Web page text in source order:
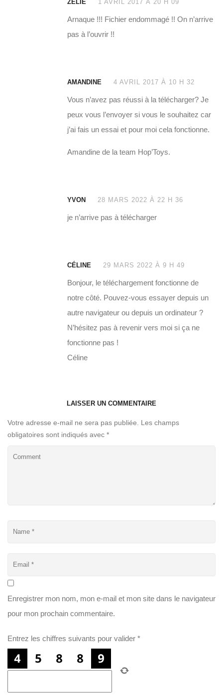
ZÉLIE 1 AVRIL 2017 À 20 H 09
Arnaque !!! Fichier endommagé !! On n’arrive
pas à l’ouvrir !!
AMANDINE 4 AVRIL 2017 À 10 H 32
Vous n’avez pas réussi à la télécharger? Je
peux vous l’envoyer si vous le souhaitez car
j’ai fais un essai et pour moi cela fonctionne.
Amandine de la team Hop’Toys.
YVON 28 MARS 2022 À 22 H 36
je n’arrive pas à télécharger
CÉLINE 29 MARS 2022 À 9 H 49
Bonjour, le téléchargement fonctionne de
notre côté. Pouvez-vous essayer depuis un
autre navigateur ou depuis un ordinateur ?
N’hésitez pas à revenir vers moi si ça ne
fonctionne pas !
Céline
LAISSER UN COMMENTAIRE
Votre adresse e-mail ne sera pas publiée. Les champs
obligatoires sont indiqués avec *
Enregistrer mon nom, mon e-mail et mon site dans le navigateur
pour mon prochain commentaire.
Entrez les chiffres suivants pour valider *